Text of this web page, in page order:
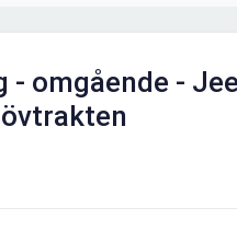
- omgående -